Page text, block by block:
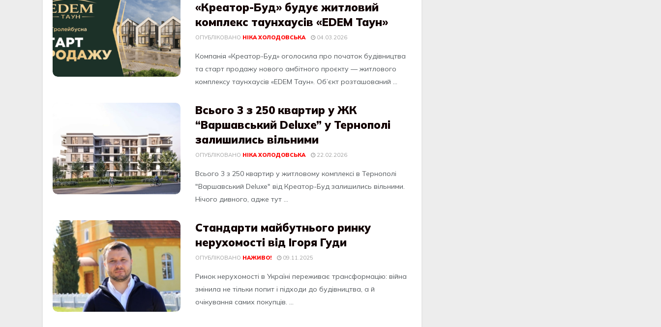
«Креатор-Буд» будує житловий
комплекс таунхаусів «EDEM Таун»
ОПУБЛІКОВАНО НІКА ХОЛОДОВСЬКА 04.03.2026
Компанія «Креатор-Буд» оголосила про початок будівництва
та старт продажу нового амбітного проєкту — житлового
комплексу таунхаусів «EDEM Таун». Об’єкт розташований ...
Всього 3 з 250 квартир у ЖК
“Варшавський Deluxe” у Тернополі
залишились вільними
ОПУБЛІКОВАНО НІКА ХОЛОДОВСЬКА 22.02.2026
Всього 3 з 250 квартир у житловому комплексі в Тернополі
"Варшавський Deluxe" від Креатор-Буд залишились вільними.
Нічого дивного, адже тут ...
Стандарти майбутнього ринку
нерухомості від Ігоря Гуди
ОПУБЛІКОВАНО НАЖИВО! 09.11.2025
Ринок нерухомості в Україні переживає трансформацію: війна
змінила не тільки попит і підходи до будівництва, а й
очікування самих покупців. ...